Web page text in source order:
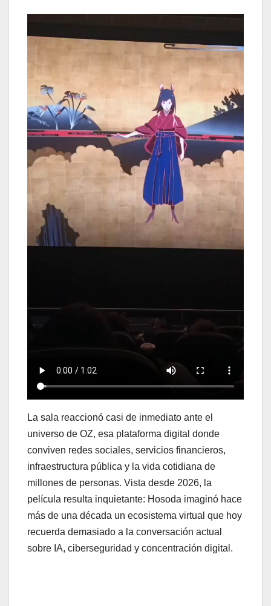
La sala reaccionó casi de inmediato ante el
universo de OZ, esa plataforma digital donde
conviven redes sociales, servicios financieros,
infraestructura pública y la vida cotidiana de
millones de personas. Vista desde 2026, la
película resulta inquietante: Hosoda imaginó hace
más de una década un ecosistema virtual que hoy
recuerda demasiado a la conversación actual
sobre IA, ciberseguridad y concentración digital.